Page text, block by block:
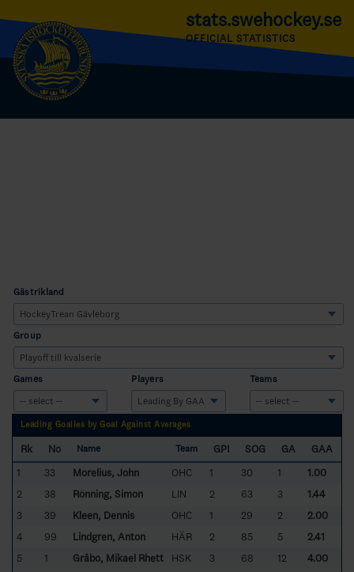
stats.swehockey.se
OFFICIAL STATISTICS
Gästrikland
Group
Games Players Teams
Leading Goalies by Goal Against Averages
Rk No Name Team GPI SOG GA
GAA
1
33 Morelius, John OHC 1 30 1
1.00
2
38 Rönning, Simon LIN 2 63 3
1.44
3
39 Kleen, Dennis OHC 1 29 2
2.00
4
99 Lindgren, Anton HÄR 2 85 5
2.41
5
1 Gråbo, Mikael Rhett HSK 3 68 12
4.00